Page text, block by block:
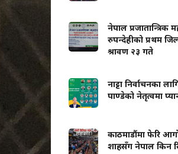
नेपाल प्रजातान्त्रिक
रुपन्देहीको प्रथम
श्रावण २३ गते
नाट्टा निर्वाचनका
पाण्डेको नेतृत्वमा
काठमाडौंमा फेरि
शाहसँग नेपाल किन